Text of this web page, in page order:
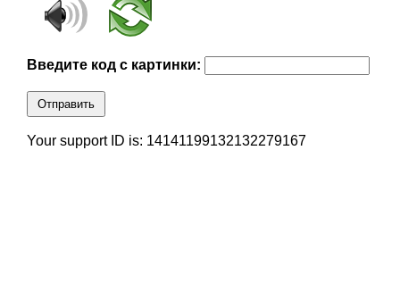
Введите код с картинки:
Отправить
Your support ID is: 14141199132132279167